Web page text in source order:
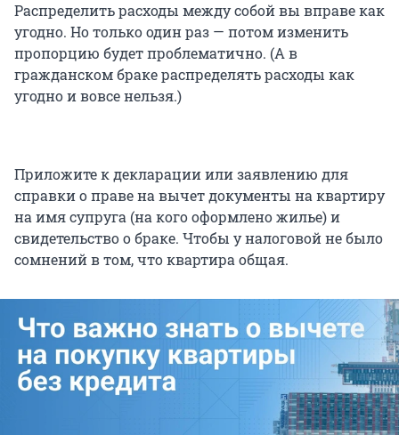
Распределить расходы между собой вы вправе как
угодно. Но только один раз — потом изменить
пропорцию будет проблематично. (А в
гражданском браке распределять расходы как
угодно и вовсе нельзя.)
Приложите к декларации или заявлению для
справки о праве на вычет документы на квартиру
на имя супруга (на кого оформлено жилье) и
свидетельство о браке. Чтобы у налоговой не было
сомнений в том, что квартира общая.